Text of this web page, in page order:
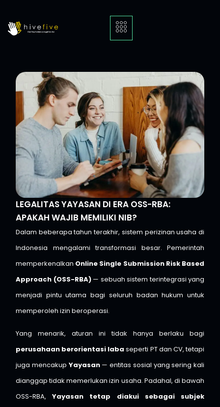
LEGALITAS YAYASAN DI ERA OSS-RBA:
APAKAH WAJIB MEMILIKI NIB?
Dalam beberapa tahun terakhir, sistem perizinan usaha di
Indonesia mengalami transformasi besar. Pemerintah
memperkenalkan Online Single Submission Risk Based
Approach (OSS-RBA)— sebuah sistem terintegrasi yang
menjadi pintu utama bagi seluruh badan hukum untuk
memperoleh izin beroperasi.
Yang menarik, aturan ini tidak hanya berlaku bagi
perusahaan berorientasi laba seperti PT dan CV, tetapi
juga mencakup Yayasan— entitas sosial yang sering kali
dianggap tidak memerlukan izin usaha. Padahal, di bawah
OSS-RBA,Yayasan tetap diakui sebagai subjek